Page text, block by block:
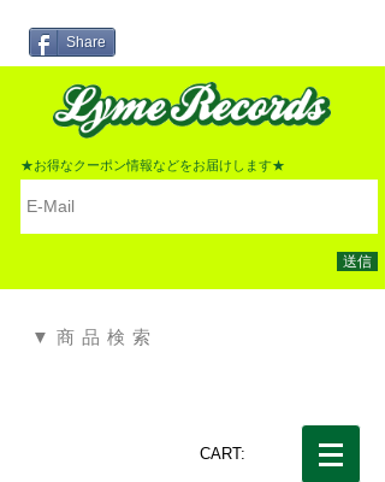
Share
★お得なクーポン情報などをお届けします★
送信
▼商品検索
CART: